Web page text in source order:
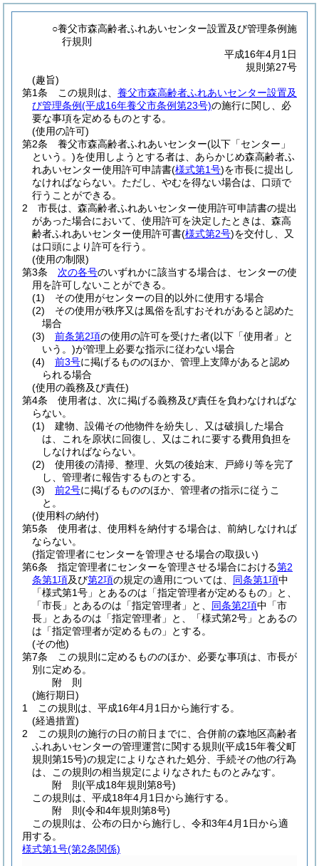
○養父市森高齢者ふれあいセンター設置及び管理条例施
行規則
平成16年4月1日
規則第27号
(趣旨)
第1条
この規則は、 養父市森高齢者ふれあいセンター設置及
び管理条例(平成16年養父市条例第23号)の施行に関し、必
要な事項を定めるものとする。
(使用の許可)
第2条
養父市森高齢者ふれあいセンター(以下「センター」
という。)を使用しようとする者は、あらかじめ森高齢者ふ
れあいセンター使用許可申請書(様式第1号)を市長に提出し
なければならない。 ただし、やむを得ない場合は、口頭で
行うことができる。
2
市長は、森高齢者ふれあいセンター使用許可申請書の提出
があった場合において、使用許可を決定したときは、森高
齢者ふれあいセンター使用許可書(様式第2号)を交付し、又
は口頭により許可を行う。
(使用の制限)
第3条
次の各号のいずれかに該当する場合は、センターの使
用を許可しないことができる。
(1)
その使用がセンターの目的以外に使用する場合
(2)
その使用が秩序又は風俗を乱すおそれがあると認めた
場合
(3)
前条第2項の使用の許可を受けた者(以下「使用者」と
いう。)が管理上必要な指示に従わない場合
(4)
前3号に掲げるもののほか、管理上支障があると認め
られる場合
(使用の義務及び責任)
第4条
使用者は、次に掲げる義務及び責任を負わなければな
らない。
(1)
建物、設備その他物件を紛失し、又は破損した場合
は、これを原状に回復し、又はこれに要する費用負担を
しなければならない。
(2)
使用後の清掃、整理、火気の後始末、戸締り等を完了
し、管理者に報告するものとする。
(3)
前2号に掲げるもののほか、管理者の指示に従うこ
と。
(使用料の納付)
第5条
使用者は、使用料を納付する場合は、前納しなければ
ならない。
(指定管理者にセンターを管理させる場合の取扱い)
第6条
指定管理者にセンターを管理させる場合における第2
条第1項及び第2項の規定の適用については、 同条第1項中
「様式第1号」とあるのは「指定管理者が定めるもの」と、
「市長」とあるのは「指定管理者」と、 同条第2項中「市
長」とあるのは「指定管理者」と、「様式第2号」とあるの
は「指定管理者が定めるもの」とする。
(その他)
第7条
この規則に定めるもののほか、必要な事項は、市長が
別に定める。
附 則
(施行期日)
1
この規則は、平成16年4月1日から施行する。
(経過措置)
2
この規則の施行の日の前日までに、合併前の森地区高齢者
ふれあいセンターの管理運営に関する規則 (平成15年養父町
規則第15号)の規定によりなされた処分、手続その他の行為
は、この規則の相当規定によりなされたものとみなす。
附 則(平成18年規則第8号)
この規則は、平成18年4月1日から施行する。
附 則(令和4年規則第8号)
この規則は、公布の日から施行し、令和3年4月1日から適
用する。
様式第1号(第2条関係)